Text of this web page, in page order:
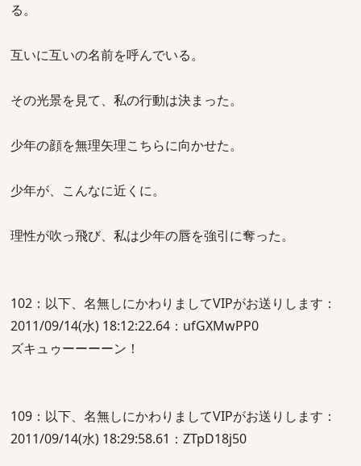
る。
互いに互いの名前を呼んでいる。
その光景を見て、私の行動は決まった。
少年の顔を無理矢理こちらに向かせた。
少年が、こんなに近くに。
理性が吹っ飛び、私は少年の唇を強引に奪った。
102：以下、名無しにかわりましてVIPがお送りします：
2011/09/14(水) 18:12:22.64：ufGXMwPP0
ズキュゥーーーーン！
109：以下、名無しにかわりましてVIPがお送りします：
2011/09/14(水) 18:29:58.61：ZTpD18j50